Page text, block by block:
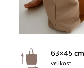
63×45 cm
velikost